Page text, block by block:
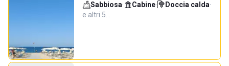
Sabbiosa· Cabine· Doccia calda·
e altri 5…